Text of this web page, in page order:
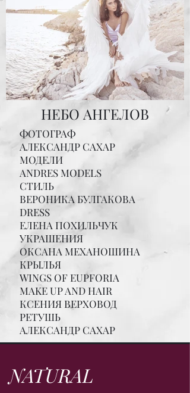
НЕБО АНГЕЛОВ
ФОТОГРАФ
АЛЕКСАНДР САХАР
МОДЕЛИ
ANDRES MODELS
СТИЛЬ
ВЕРОНИКА БУЛГАКОВА
DRESS
ЕЛЕНА ПОХИЛЬЧУК
УКРАШЕНИЯ
ОКСАНА МЕХАНОШИНА
КРЫЛЬЯ
WINGS OF EUPFORIA
MAKE UP AND HAIR
КСЕНИЯ ВЕРХОВОД
РЕТУШЬ
АЛЕКСАНДР САХАР
NATURAL